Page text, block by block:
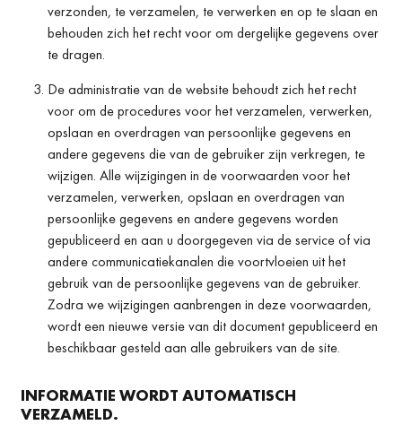
verzonden, te verzamelen, te verwerken en op te slaan en
behouden zich het recht voor om dergelijke gegevens over
te dragen.
De administratie van de website behoudt zich het recht
voor om de procedures voor het verzamelen, verwerken,
opslaan en overdragen van persoonlijke gegevens en
andere gegevens die van de gebruiker zijn verkregen, te
wijzigen. Alle wijzigingen in de voorwaarden voor het
verzamelen, verwerken, opslaan en overdragen van
persoonlijke gegevens en andere gegevens worden
gepubliceerd en aan u doorgegeven via de service of via
andere communicatiekanalen die voortvloeien uit het
gebruik van de persoonlijke gegevens van de gebruiker.
Zodra we wijzigingen aanbrengen in deze voorwaarden,
wordt een nieuwe versie van dit document gepubliceerd en
beschikbaar gesteld aan alle gebruikers van de site.
INFORMATIE WORDT AUTOMATISCH
VERZAMELD.